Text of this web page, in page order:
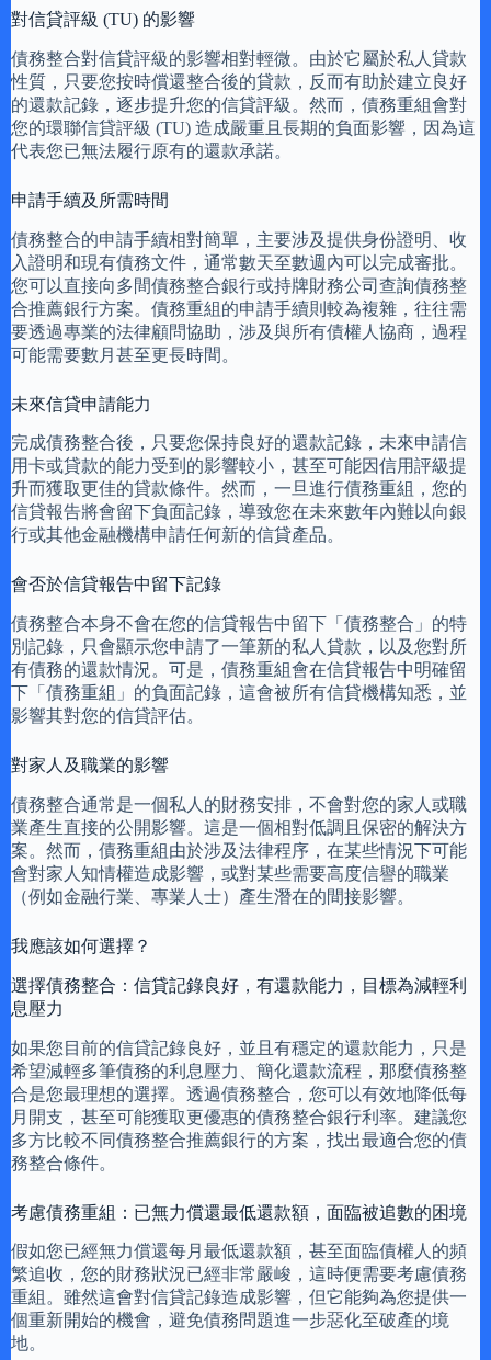
對信貸評級 (TU) 的影響
債務整合對信貸評級的影響相對輕微。由於它屬於私人貸款
性質，只要您按時償還整合後的貸款，反而有助於建立良好
的還款記錄，逐步提升您的信貸評級。然而，債務重組會對
您的環聯信貸評級 (TU) 造成嚴重且長期的負面影響，因為這
代表您已無法履行原有的還款承諾。
申請手續及所需時間
債務整合的申請手續相對簡單，主要涉及提供身份證明、收
入證明和現有債務文件，通常數天至數週內可以完成審批。
您可以直接向多間債務整合銀行或持牌財務公司查詢債務整
合推薦銀行方案。債務重組的申請手續則較為複雜，往往需
要透過專業的法律顧問協助，涉及與所有債權人協商，過程
可能需要數月甚至更長時間。
未來信貸申請能力
完成債務整合後，只要您保持良好的還款記錄，未來申請信
用卡或貸款的能力受到的影響較小，甚至可能因信用評級提
升而獲取更佳的貸款條件。然而，一旦進行債務重組，您的
信貸報告將會留下負面記錄，導致您在未來數年內難以向銀
行或其他金融機構申請任何新的信貸產品。
會否於信貸報告中留下記錄
債務整合本身不會在您的信貸報告中留下「債務整合」的特
別記錄，只會顯示您申請了一筆新的私人貸款，以及您對所
有債務的還款情況。可是，債務重組會在信貸報告中明確留
下「債務重組」的負面記錄，這會被所有信貸機構知悉，並
影響其對您的信貸評估。
對家人及職業的影響
債務整合通常是一個私人的財務安排，不會對您的家人或職
業產生直接的公開影響。這是一個相對低調且保密的解決方
案。然而，債務重組由於涉及法律程序，在某些情況下可能
會對家人知情權造成影響，或對某些需要高度信譽的職業
（例如金融行業、專業人士）產生潛在的間接影響。
我應該如何選擇？
選擇債務整合：信貸記錄良好，有還款能力，目標為減輕利
息壓力
如果您目前的信貸記錄良好，並且有穩定的還款能力，只是
希望減輕多筆債務的利息壓力、簡化還款流程，那麼債務整
合是您最理想的選擇。透過債務整合，您可以有效地降低每
月開支，甚至可能獲取更優惠的債務整合銀行利率。建議您
多方比較不同債務整合推薦銀行的方案，找出最適合您的債
務整合條件。
考慮債務重組：已無力償還最低還款額，面臨被追數的困境
假如您已經無力償還每月最低還款額，甚至面臨債權人的頻
繁追收，您的財務狀況已經非常嚴峻，這時便需要考慮債務
重組。雖然這會對信貸記錄造成影響，但它能夠為您提供一
個重新開始的機會，避免債務問題進一步惡化至破產的境
地。